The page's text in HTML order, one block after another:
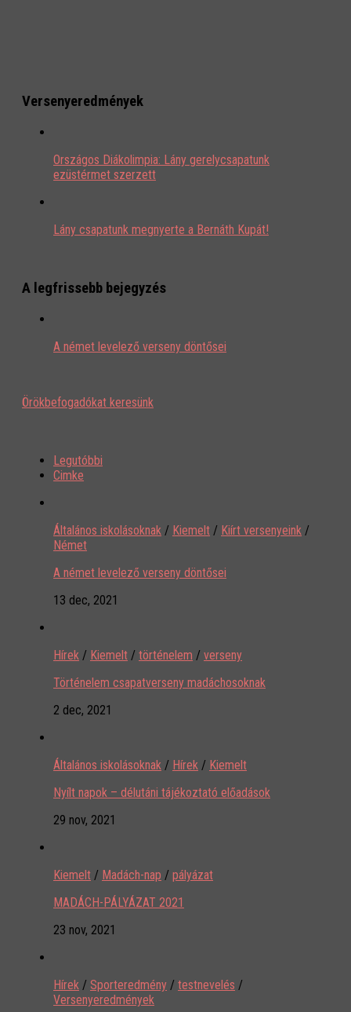
Versenyeredmények
Országos Diákolimpia: Lány gerelycsapatunk
ezüstérmet szerzett
Lány csapatunk megnyerte a Bernáth Kupát!
A legfrissebb bejegyzés
A német levelező verseny döntősei
Örökbefogadókat keresünk
Legutóbbi
Cimke
Általános iskolásoknak / Kiemelt / Kiírt versenyeink /
Német
A német levelező verseny döntősei
13 dec, 2021
Hírek / Kiemelt / történelem / verseny
Történelem csapatverseny madáchosoknak
2 dec, 2021
Általános iskolásoknak / Hírek / Kiemelt
Nyílt napok – délutáni tájékoztató előadások
29 nov, 2021
Kiemelt / Madách-nap / pályázat
MADÁCH-PÁLYÁZAT 2021
23 nov, 2021
Hírek / Sporteredmény / testnevelés /
Versenyeredmények